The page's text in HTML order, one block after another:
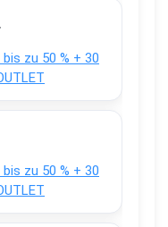
zu 50 % + 30
zu 50 % + 30